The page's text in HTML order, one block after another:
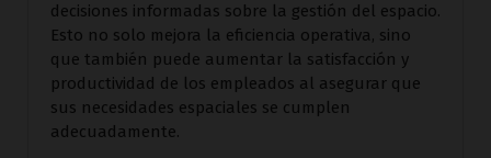
decisiones informadas sobre la gestión del espacio.
Esto no solo mejora la eficiencia operativa, sino
que también puede aumentar la satisfacción y
productividad de los empleados al asegurar que
sus necesidades espaciales se cumplen
adecuadamente.